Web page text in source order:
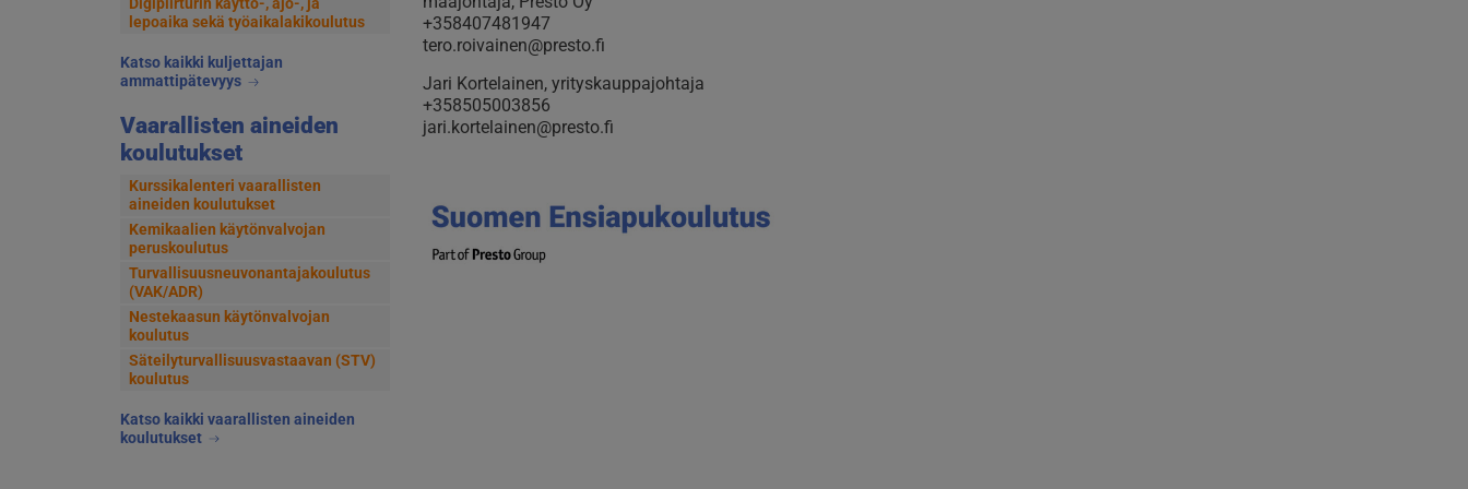
Digipiirturin käyttö-, ajo-, ja
lepoaika sekä työaikalakikoulutus
Katso kaikki kuljettajan
ammattipätevyys
Vaarallisten aineiden
koulutukset
Kurssikalenteri vaarallisten
aineiden koulutukset
Kemikaalien käytönvalvojan
peruskoulutus
Turvallisuusneuvonantajakoulutus
(VAK/ADR)
Nestekaasun käytönvalvojan
koulutus
Säteilyturvallisuusvastaavan (STV)
koulutus
Katso kaikki vaarallisten aineiden
koulutukset
+358407481947
tero.roivainen@presto.fi
Jari Kortelainen, yrityskauppajohtaja
+358505003856
jari.kortelainen@presto.fi